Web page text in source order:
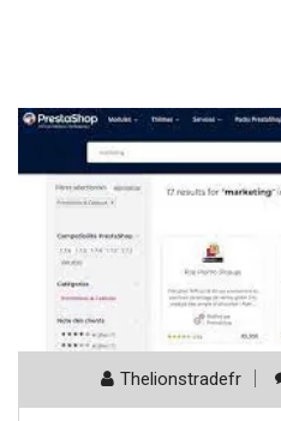
Thelionstradefr